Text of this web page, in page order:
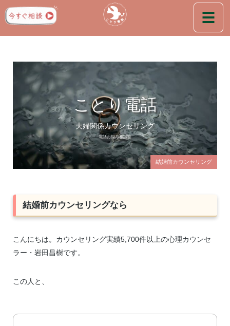
ことり電話
夫婦関係カウンセリング
電話お悩み相談室
結婚前カウンセリング
結婚前カウンセリングなら
こんにちは。カウンセリング実績5,700件以上の心理カウンセ
ラー・岩田昌樹です。
この人と、